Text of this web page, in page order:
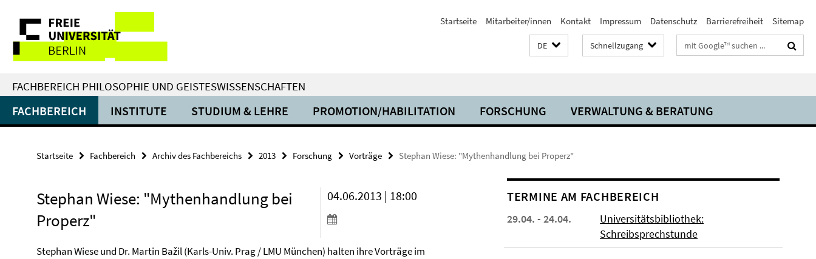
direkt
Inhalt
Service-
Navigation
Startseite Mitarbeiter/innen Kontakt Impressum Datenschutz Barrierefreiheit Sitemap
DE Schnellzugang Suchbegriffe
FACHBEREICH PHILOSOPHIE UND GEISTESWISSENSCHAFTEN
FACHBEREICH INSTITUTE STUDIUM & LEHRE PROMOTION/HABILITATION FORSCHUNG VERWALTUNG & BERATUNG
Startseite Fachbereich Archiv des Fachbereichs 2013 Forschung Vorträge Stephan Wiese: "Mythenhandlung bei Properz"
Stephan Wiese: "Mythenhandlung bei
Properz"
04.06.2013 | 18:00
Stephan Wiese und Dr. Martin Bažil (Karls-Univ. Prag / LMU München) halten ihre Vorträge im
TERMINE AM FACHBEREICH
29.04. - 24.04.
Universitätsbibliothek:
Schreibsprechstunde